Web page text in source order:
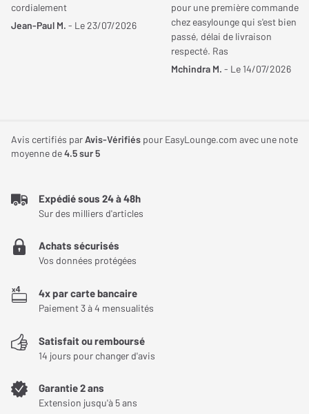
cordialement
Jean-Paul M. - Le 23/07/2026
pour une première commande
chez easylounge qui s'est bien
passé, délai de livraison
respecté. Ras
Mchindra M. - Le 14/07/2026
Avis certifiés parAvis-Vérifiés pour EasyLounge.com avec une note
moyenne de4.5sur 5
Expédié sous 24 à 48h
Sur des milliers d'articles
Achats sécurisés
Vos données protégées
4x par carte bancaire
Paiement 3 à 4 mensualités
Satisfait ou remboursé
14 jours pour changer d'avis
Garantie 2 ans
Extension jusqu'à 5 ans